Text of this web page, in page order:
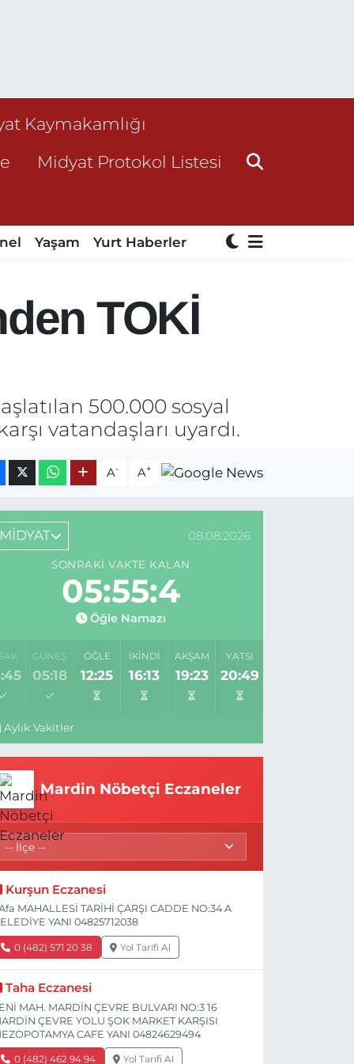
Kaymakamlığı
Midyat Protokol Listesi
Yaşam Yurt Haberler
TOKİ
500.000 sosyal
vatandaşları uyardı.
A- A+
MİDYAT 08.08.2026
SONRAKI VAKTE KALAN
05:55:4
Öğle Namazı
GÜNEŞ
05:18
ÖĞLE
12:25
İKINDI
16:13
AKŞAM
19:23
YATSI
20:49
Aylık Vakitler
Mardin Nöbetçi Eczaneler
Kurşun Eczanesi
MAHALLESİ TARİHİ ÇARŞI CADDE NO:34 A
YANI 04825712038
0 (482) 571 20 38 Yol Tarifi Al
Taha Eczanesi
MAH. MARDİN ÇEVRE BULVARI NO:3 16
ÇEVRE YOLU ŞOK MARKET KARŞISI
CAFE YANI 04824629494
0 (482) 462 94 94 Yol Tarifi Al